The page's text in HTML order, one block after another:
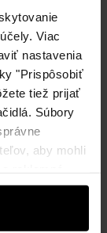
Viac
nastavenia
"Prispôsobiť
tiež prijať
Súbory
aby mohli
v
ako používate
sociálnych